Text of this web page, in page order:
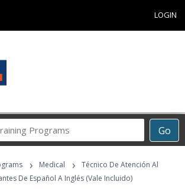
LOGIN
Go
Career
Programs
› Medical ›
Técnico De Atención Al
De Español A Inglés (Vale Incluido)